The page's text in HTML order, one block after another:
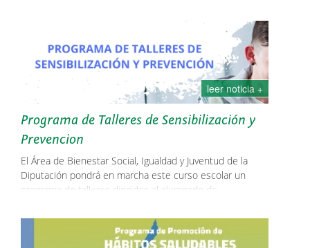
Programa de Talleres de Sensibilización y
Prevencion
El Área de Bienestar Social, Igualdad y Juventud de la
Diputación pondrá en marcha este curso escolar un
programa de talleres dirigidos al alumnado de
leer noticia +